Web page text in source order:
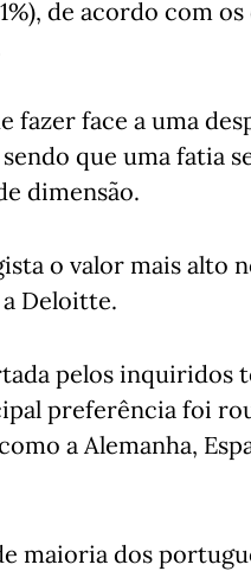
de acordo com os
fazer face a uma
que uma fatia
dimensão.
o valor mais alto
a Deloitte.
pelos inquiridos
preferência foi
a Alemanha,
maioria dos